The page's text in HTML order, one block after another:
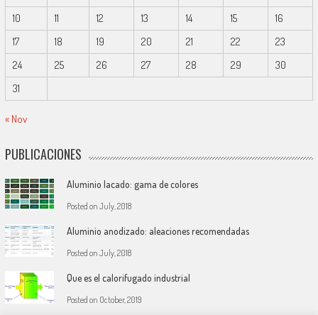
10
11 12 13 14 15
16
17
18 19 20 21 22
23
24
25 26 27 28 29
30
31
« Nov
PUBLICACIONES
Aluminio lacado: gama de colores
Posted on July, 2018
Aluminio anodizado: aleaciones recomendadas
Posted on July, 2018
Que es el calorifugado industrial
Posted on October, 2019